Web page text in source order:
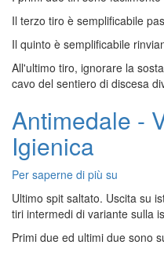
Il terzo tiro è semplificabile
Il quinto è semplificabile
All'ultimo tiro, ignorare la
cavo del sentiero di discesa
Antimedale -
Igienica
Per saperne di più su
Via
Scarpa
Igienica
Ultimo spit saltato. Uscita su
tiri intermedi di variante sulla
Primi due ed ultimi due sono